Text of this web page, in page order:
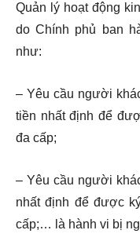
Quản lý hoạt động
do Chính phủ ban
như:
– Yêu cầu người
tiền nhất định để
đa cấp;
– Yêu cầu người
nhất định để được
cấp;… là hành vi bị